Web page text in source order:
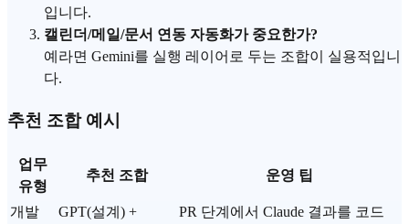
입니다.
캘린더/메일/문서 연동 자동화가 중요한가?
예라면 Gemini를 실행 레이어로 두는 조합이 실용적입니
다.
추천 조합 예시
업무
유형
추천 조합 운영 팁
개발
GPT(설계) +
PR 단계에서 Claude 결과를 코드